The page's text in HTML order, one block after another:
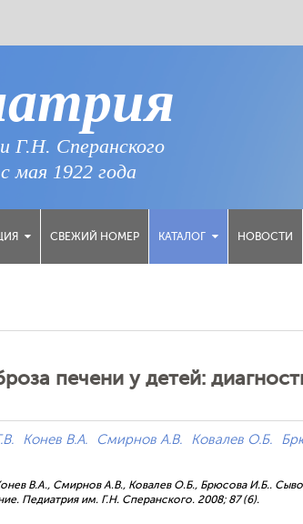
Г.Н. Сперанского
мая 1922 года
СВЕЖИЙ НОМЕР КАТАЛОГ НОВОСТИ
печени у детей:
Конев В.А. Смирнов А.В. Ковалев О.Б.
В.А., Смирнов А.В., Ковалев О.Б., Брюсова И.Б..
Педиатрия им. Г.Н. Сперанского. 2008; 87 (6).